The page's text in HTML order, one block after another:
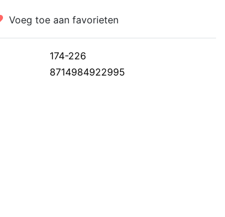
Voeg toe aan favorieten
174-226
8714984922995